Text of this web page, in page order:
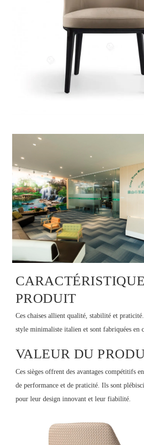
PRODUIT
Ces chaises allient qualité, stabilité et
style minimaliste italien et sont fabriquées en
VALEUR DU
Ces sièges offrent des avantages compétitifs
de performance et de praticité. Ils sont
pour leur design innovant et leur fiabilité.